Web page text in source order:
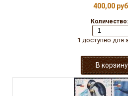
400,00
Количество:
1 доступно для